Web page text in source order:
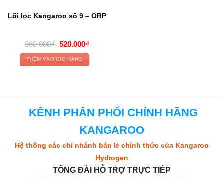
Lõi lọc Kangaroo số 9 – ORP
960.000₫ Original
price
was:
960.000₫.
520.000₫Current
is:
520.000₫.
THÊM VÀO GIỎ HÀNG
KÊNH PHÂN PHỐI CHÍNH HÃNG
KANGAROO
Hệ thống các chi nhánh bán lẻ chính thức của Kangaroo
Hydrogen
TỔNG ĐÀI HỖ TRỢ TRỰC TIẾP